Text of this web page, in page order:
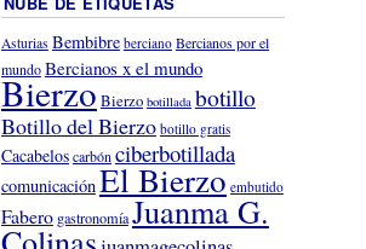
Asturias Bembibre berciano Bercianos por el
mundoBercianos x el mundo
BierzoBierzo botillada botillo
Botillo del Bierzo botillo gratis
Cacabeloscarbón ciberbotillada
comunicaciónEl Bierzo embutido
Fabero gastronomíaJuanma G.